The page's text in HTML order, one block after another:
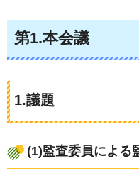
第1.本会議
1.議題
(1)監査委員による